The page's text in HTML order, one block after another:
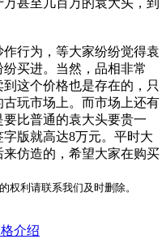
行为，等大家纷纷觉得袁
买进。当然，品相非常
这个价格也是存在的，只
玩市场上。而市场上还有
比普通的袁大头要贵一
版就高达8万元。平时大
仿造的，希望大家在购买
权利请联系我们及时删除。
介绍